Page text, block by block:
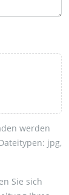
werden
jpg,
Sie sich